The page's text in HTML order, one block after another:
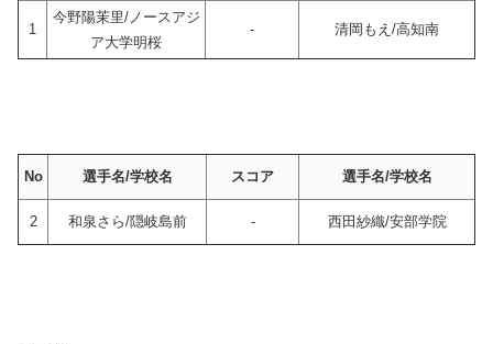
1
今野陽茉里/ノースアジ
ア大学明桜
- 清岡もえ/高知南
No 選手名/学校名 スコア 選手名/学校名
2 和泉さら/隠岐島前 - 西田紗織/安部学院